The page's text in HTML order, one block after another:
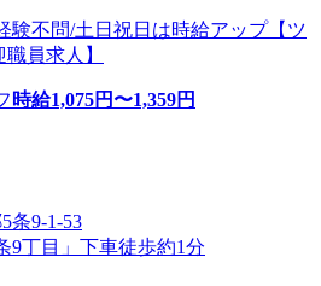
験不問/土日祝日は時給アップ【ツ
員求人】
時給1,075円〜1,359円
条9-1-53
9丁目」下車徒歩約1分